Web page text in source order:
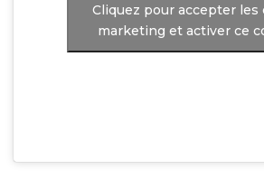
Cliquez pour accepter les
marketing et activer ce